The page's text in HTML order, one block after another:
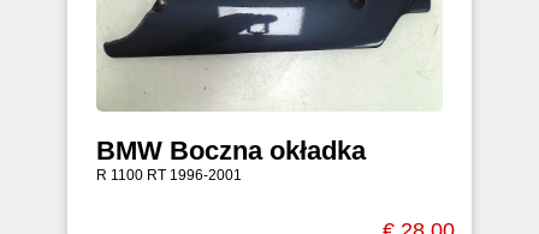
BMW Boczna okładka
R 1100 RT 1996-2001